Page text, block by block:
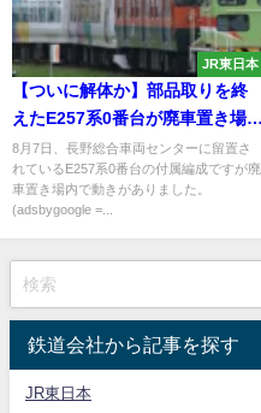
JR東日本
【ついに解体か】部品取りを終
えたE257系0番台が廃車置き場を
移動 クモユニ143やクモハ115に
も動きが
8月7日、長野総合車両センターに留置さ
れているE257系0番台の付属編成ですが廃
車置き場内で動きがありました。
(adsbygoogle =...
鉄道会社から記事を探す
JR東日本